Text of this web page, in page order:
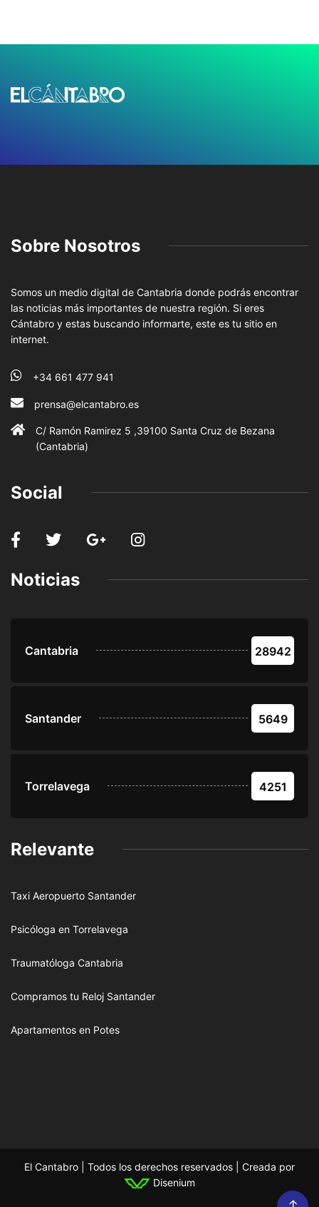
Sobre Nosotros
Somos un medio digital de Cantabria donde podrás encontrar
las noticias más importantes de nuestra región. Si eres
Cántabro y estas buscando informarte, este es tu sitio en
internet.
+34 661 477 941
prensa@elcantabro.es
C/ Ramón Ramirez 5 ,39100 Santa Cruz de Bezana
(Cantabria)
Social
Noticias
Cantabria 28942
Santander 5649
Torrelavega 4251
Relevante
Taxi Aeropuerto Santander
Psicóloga en Torrelavega
Traumatóloga Cantabria
Compramos tu Reloj Santander
Apartamentos en Potes
El Cantabro | Todos los derechos reservados | Creada por
Disenium